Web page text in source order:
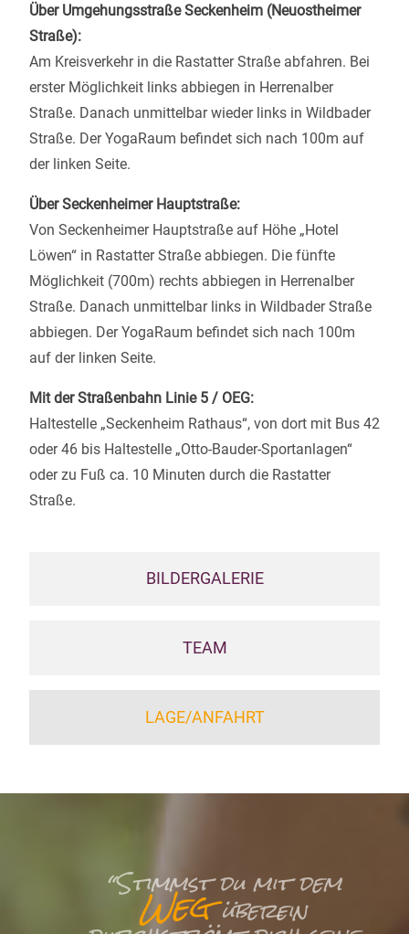
Über Umgehungsstraße Seckenheim (Neuostheimer
Straße):
Am Kreisverkehr in die Rastatter Straße abfahren. Bei
erster Möglichkeit links abbiegen in Herrenalber
Straße. Danach unmittelbar wieder links in Wildbader
Straße. Der YogaRaum befindet sich nach 100m auf
der linken Seite.
Über Seckenheimer Hauptstraße:
Von Seckenheimer Hauptstraße auf Höhe „Hotel
Löwen“ in Rastatter Straße abbiegen. Die fünfte
Möglichkeit (700m) rechts abbiegen in Herrenalber
Straße. Danach unmittelbar links in Wildbader Straße
abbiegen. Der YogaRaum befindet sich nach 100m
auf der linken Seite.
Mit der Straßenbahn Linie 5 / OEG:
Haltestelle „Seckenheim Rathaus“, von dort mit Bus 42
oder 46 bis Haltestelle „Otto-Bauder-Sportanlagen“
oder zu Fuß ca. 10 Minuten durch die Rastatter
Straße.
BILDERGALERIE
TEAM
LAGE/ANFAHRT
“Stimmst du mit dem
Wegüberein